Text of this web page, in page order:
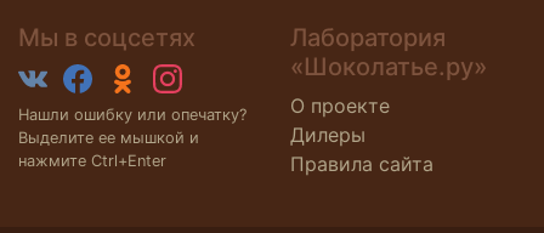
Мы в соцсетях
Нашли ошибку или опечатку?
Выделите ее мышкой и
нажмите Ctrl+Enter
Лаборатория
«Шоколатье.ру»
О проекте
Дилеры
Правила сайта